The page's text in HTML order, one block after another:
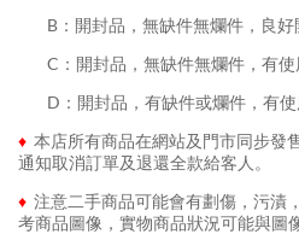
B：開封品，無缺件無爛件，良好
C：開封品，無缺件無爛件，有
D：開封品，有缺件或爛件，有
♦ 本店所有商品在網站及門市同步發
通知取消訂單及退還全款給客人。
♦ 注意二手商品可能會有劃傷，污漬
考商品圖像，實物商品狀況可能與圖